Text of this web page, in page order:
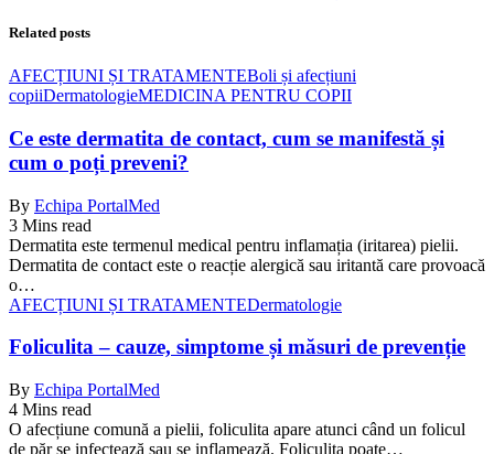
Related posts
AFECȚIUNI ȘI TRATAMENTEBoli și afecțiuni
copiiDermatologieMEDICINA PENTRU COPII
Ce este dermatita de contact, cum se manifestă și
cum o poți preveni?
By Echipa PortalMed
3 Mins read
Dermatita este termenul medical pentru inflamația (iritarea) pielii.
Dermatita de contact este o reacție alergică sau iritantă care provoacă
o…
AFECȚIUNI ȘI TRATAMENTEDermatologie
Foliculita – cauze, simptome și măsuri de prevenție
By Echipa PortalMed
4 Mins read
O afecțiune comună a pielii, foliculita apare atunci când un folicul
de păr se infectează sau se inflamează. Foliculita poate…